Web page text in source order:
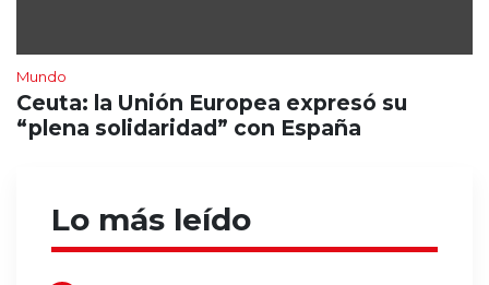
Mundo
Ceuta: la Unión Europea expresó su
“plena solidaridad” con España
Lo más leído